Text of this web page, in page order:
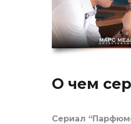
О чем
Сериал